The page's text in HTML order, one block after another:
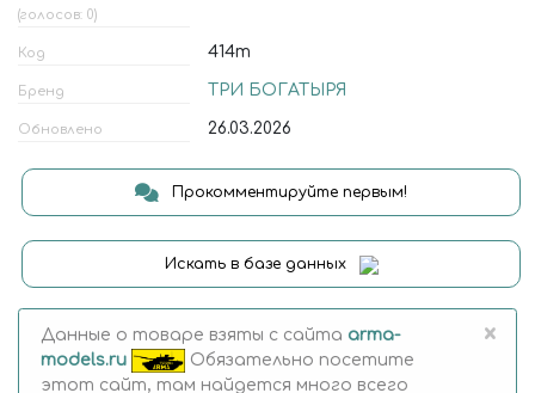
(голосов: 0)
Код 414т
Бренд ТРИ БОГАТЫРЯ
Обновлено 26.03.2026
Прокомментируйте первым!
Искать в базе данных
Данные о товаре взяты с сайта arma-
models.ru
Обязательно посетите
этот сайт, там найдется много всего
×